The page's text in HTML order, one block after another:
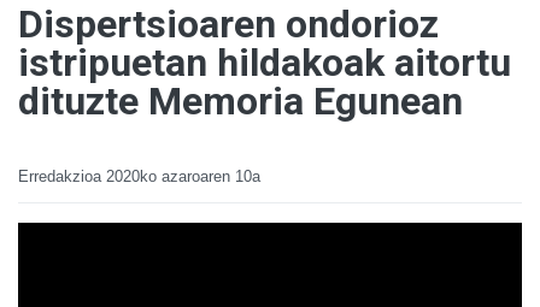
Dispertsioaren ondorioz
istripuetan hildakoak aitortu
dituzte Memoria Egunean
Erredakzioa 2020ko azaroaren 10a